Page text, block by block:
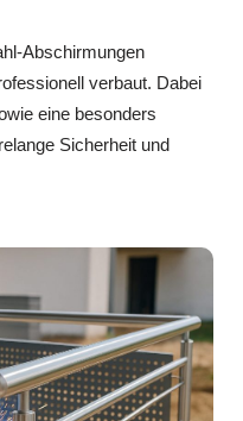
Abschirmungen
verbaut. Dabei
eine besonders
Sicherheit und